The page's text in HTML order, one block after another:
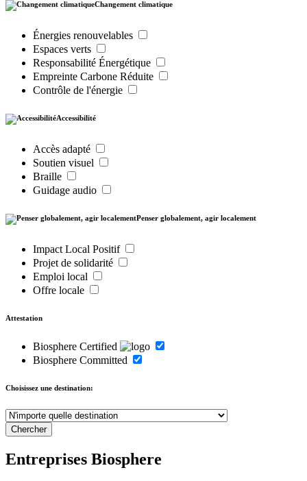
Changement climatique
Énergies renouvelables
Espaces verts
Responsabilité Énergétique
Empreinte Carbone Réduite
Contrôle de l'énergie
Accessibilité
Accès adapté
Soutien visuel
Braille
Guidage audio
Penser globalement, agir localement
Impact Local Positif
Projet de solidarité
Emploi local
Offre locale
Attestation
Biosphere Certified
Biosphere Committed
Choisissez une destination:
Entreprises Biosphere